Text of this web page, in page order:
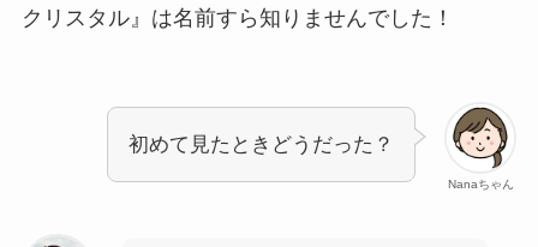
クリスタル』は名前すら知りませんでした！
Nanaちゃん
初めて見たときどうだった？